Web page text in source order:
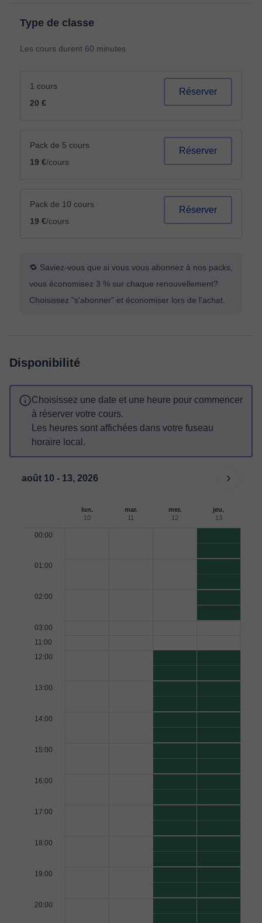
Type de classe
Les cours durent 60 minutes
1 cours
20 €
Réserver
Pack de 5 cours
19 €/cours
Réserver
Pack de 10 cours
19 €/cours
Réserver
🔁 Saviez-vous que si vous vous abonnez à nos packs,
vous économisez 3 % sur chaque renouvellement?
Choisissez "s'abonner" et économiser lors de l'achat.
Disponibilité
Choisissez une date et une heure pour commencer
à réserver votre cours.
Les heures sont affichées dans votre fuseau
horaire local.
août 10 - 13, 2026
lun.
10
mar.
11
mer.
12
jeu.
13
00:00
01:00
02:00
03:00
11:00
12:00
13:00
14:00
15:00
16:00
17:00
18:00
19:00
20:00